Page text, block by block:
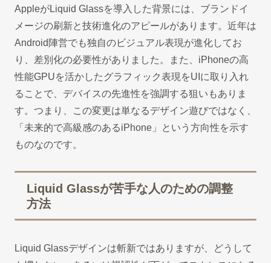
AppleがLiquid Glassを導入した背景には、ブランドイ
メージの刷新と技術進化のアピールがあります。近年は
Android陣営でも独自のビジュアル表現が進化してお
り、差別化の必要性がありました。また、iPhoneの高
性能GPUを活かしたグラフィック表現をUIに取り入れ
ることで、デバイスの先進性を強調する狙いもありま
す。つまり、この変更は単なるデザイン遊びではなく、
「未来的で高級感のあるiPhone」という方向性を示す
ものなのです。
Liquid Glassが苦手な人のための調整
方法
Liquid Glassデザインは斬新ではありますが、どうして